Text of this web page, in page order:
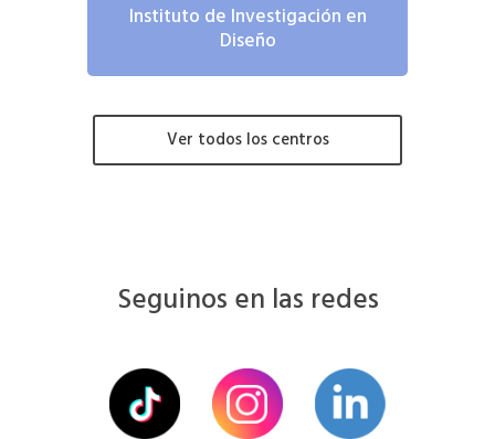
Instituto de Investigación en
Diseño
Ver todos los centros
Seguinos en las redes